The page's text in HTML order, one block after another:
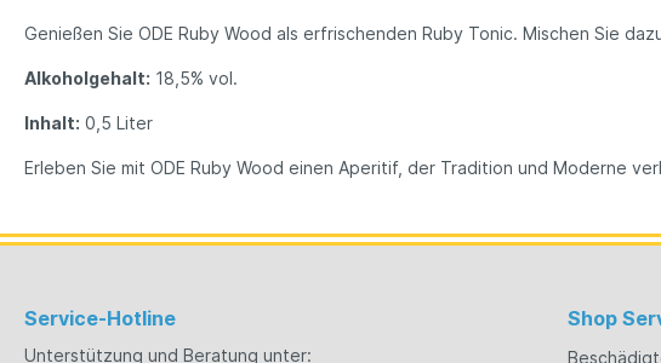
Genießen Sie ODE Ruby Wood als erfrischenden Ruby Tonic. Mischen Sie
Alkoholgehalt: 18,5% vol.
Inhalt: 0,5 Liter
Erleben Sie mit ODE Ruby Wood einen Aperitif, der Tradition und Moderne
Service-Hotline
Unterstützung und Beratung unter:
Shop